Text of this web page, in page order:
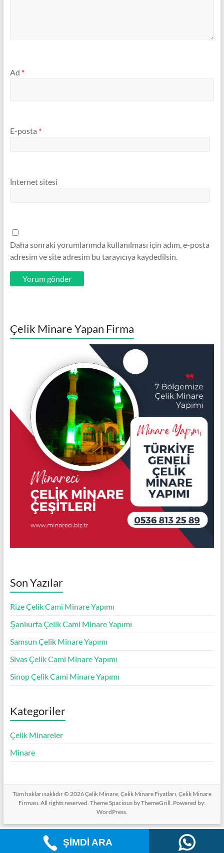
Ad *
E-posta *
İnternet sitesi
Daha sonraki yorumlarımda kullanılması için adım, e-posta
adresim ve site adresim bu tarayıcıya kaydedilsin.
Çelik Minare Yapan Firma
Son Yazılar
Rize Çelik Cami Minare Yapımı
Şanlıurfa Çelik Cami Minare Yapımı
Samsun Çelik Minare Yapımı
Sivas Çelik Cami Minare Yapımı
Sinop Çelik Cami Minare Yapımı
Kategoriler
Çelik Minareler
Minare
Tüm hakları saklıdır © 2026Çelik Minare, Çelik Minare Fiyatları, Çelik Minare
Firması. All rights reserved. ThemeSpaciousby ThemeGrill. Powered by:
WordPress.
ŞİMDİ ARA